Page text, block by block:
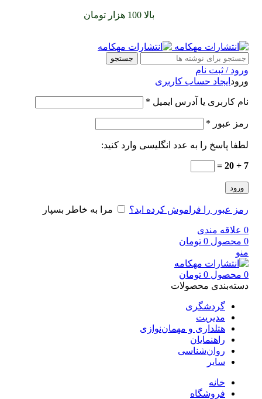
بالا 100 هزار تومان
جستجو
ورود / ثبت نام
ورود ایجاد حساب کاربری
نام کاربری یا آدرس ایمیل *
رمز عبور *
لطفا پاسخ را به عدد انگلیسی وارد کنید:
7 + 20 =
ورود
رمز عبور را فراموش کرده اید؟ مرا به خاطر بسپار
0 علاقه مندی
0 محصول 0 تومان
منو
0 محصول 0 تومان
دسته‌بندی محصولات
گردشگری
مدیریت
هتلداری و مهمان‌نوازی
راهنمایان
روان‌شناسی
سایر
خانه
فروشگاه